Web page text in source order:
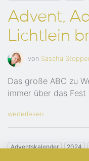
Advent,
Lichtlein
von Sascha
Das große ABC zu
immer über das
weiterlesen…
Adventskalender 2024